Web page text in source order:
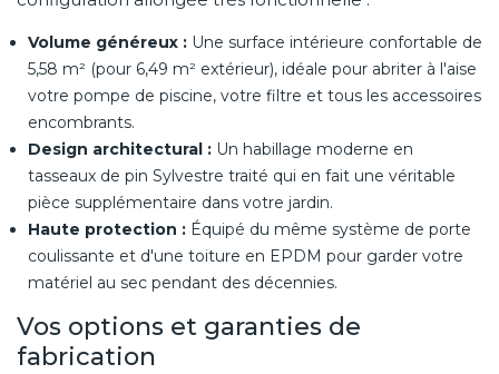
Volume généreux : Une surface intérieure confortable de
5,58 m² (pour 6,49 m² extérieur), idéale pour abriter à l'aise
votre pompe de piscine, votre filtre et tous les accessoires
encombrants.
Design architectural : Un habillage moderne en
tasseaux de pin Sylvestre traité qui en fait une véritable
pièce supplémentaire dans votre jardin.
Haute protection : Équipé du même système de porte
coulissante et d'une toiture en EPDM pour garder votre
matériel au sec pendant des décennies.
Vos options et garanties de
fabrication